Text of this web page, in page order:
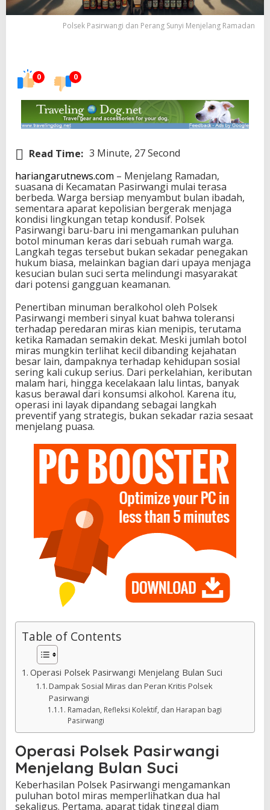
Polsek Pasirwangi dan Perang Sunyi Menjelang Ramadan
0 0
Read Time: 3 Minute, 27 Second
hariangarutnews.com – Menjelang Ramadan,
suasana di Kecamatan Pasirwangi mulai terasa
berbeda. Warga bersiap menyambut bulan ibadah,
sementara aparat kepolisian bergerak menjaga
kondisi lingkungan tetap kondusif. Polsek
Pasirwangi baru-baru ini mengamankan puluhan
botol minuman keras dari sebuah rumah warga.
Langkah tegas tersebut bukan sekadar penegakan
hukum biasa, melainkan bagian dari upaya menjaga
kesucian bulan suci serta melindungi masyarakat
dari potensi gangguan keamanan.
Penertiban minuman beralkohol oleh Polsek
Pasirwangi memberi sinyal kuat bahwa toleransi
terhadap peredaran miras kian menipis, terutama
ketika Ramadan semakin dekat. Meski jumlah botol
miras mungkin terlihat kecil dibanding kejahatan
besar lain, dampaknya terhadap kehidupan sosial
sering kali cukup serius. Dari perkelahian, keributan
malam hari, hingga kecelakaan lalu lintas, banyak
kasus berawal dari konsumsi alkohol. Karena itu,
operasi ini layak dipandang sebagai langkah
preventif yang strategis, bukan sekadar razia sesaat
menjelang puasa.
Table of Contents
Operasi Polsek Pasirwangi Menjelang Bulan Suci
Dampak Sosial Miras dan Peran Kritis Polsek
Pasirwangi
Ramadan, Refleksi Kolektif, dan Harapan bagi
Pasirwangi
Operasi Polsek Pasirwangi
Menjelang Bulan Suci
Keberhasilan Polsek Pasirwangi mengamankan
puluhan botol miras memperlihatkan dua hal
sekaligus. Pertama, aparat tidak tinggal diam